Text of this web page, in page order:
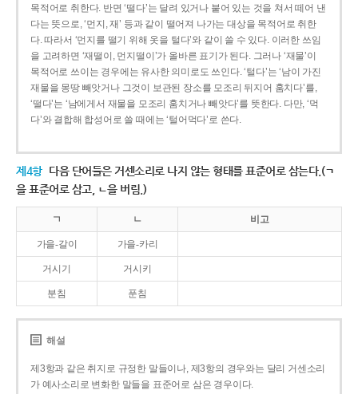
목적어로 취한다. 반면 ‘떨다’는 달려 있거나 붙어 있는 것을 쳐서 떼어 낸
다는 뜻으로, ‘먼지, 재’ 등과 같이 떨어져 나가는 대상을 목적어로 취한
다. 따라서 ‘먼지를 떨기 위해 옷을 털다’와 같이 쓸 수 있다. 이러한 쓰임
을 고려하면 ‘재떨이, 먼지떨이’가 올바른 표기가 된다. 그러나 ‘재물’이
목적어로 쓰이는 경우에는 유사한 의미로도 쓰인다. ‘털다’는 ‘남이 가진
재물을 몽땅 빼앗거나 그것이 보관된 장소를 모조리 뒤지어 훔치다’를,
‘떨다’는 ‘남에게서 재물을 모조리 훔치거나 빼앗다’를 뜻한다. 다만, ‘먹
다’와 결합해 합성어로 쓸 때에는 ‘털어먹다’로 쓴다.
제4항 다음 단어들은 거센소리로 나지 않는 형태를 표준어로 삼는다.(ㄱ
을 표준어로 삼고, ㄴ을 버림.)
ㄱ ㄴ 비고
가을-갈이 가을-카리
거시기 거시키
분침 푼침
해설
제3항과 같은 취지로 규정한 말들이나, 제3항의 경우와는 달리 거센소리
가 예사소리로 변화한 말들을 표준어로 삼은 경우이다.